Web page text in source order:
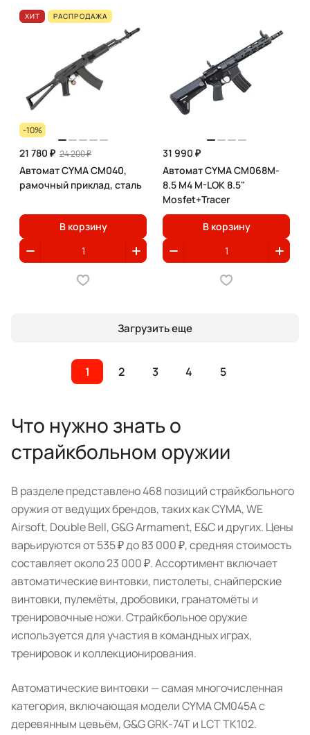
ХИТ РАСПРОДАЖА
-10%
21 780 ₽ 24 200 ₽
Автомат CYMA CM040,
рамочный приклад, сталь
В корзину
31 990 ₽
Автомат CYMA CM068M-
8.5 M4 M-LOK 8.5"
Mosfet+Tracer
В корзину
Загрузить еще
1 2 3 4 5
Что нужно знать о
страйкбольном оружии
В разделе представлено 468 позиций страйкбольного
оружия от ведущих брендов, таких как CYMA, WE
Airsoft, Double Bell, G&G Armament, E&C и других. Цены
варьируются от 535 ₽ до 83 000 ₽, средняя стоимость
составляет около 23 000 ₽. Ассортимент включает
автоматические винтовки, пистолеты, снайперские
винтовки, пулемёты, дробовики, гранатомёты и
тренировочные ножи. Страйкбольное оружие
используется для участия в командных играх,
тренировок и коллекционирования.
Автоматические винтовки — самая многочисленная
категория, включающая модели CYMA CM045A с
деревянным цевьём, G&G GRK-74T и LCT TK102.